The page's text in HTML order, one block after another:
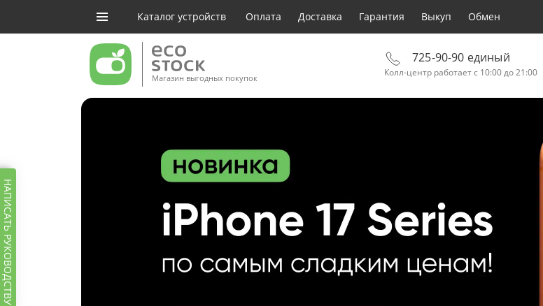
Каталог устройств Оплата Доставка Гарантия Выкуп Обмен
Магазин выгодных покупок
725-90-90 единый
Колл-центр работает с 10:00 до 21:00
НАПИСАТЬ РУКОВОДСТВУ